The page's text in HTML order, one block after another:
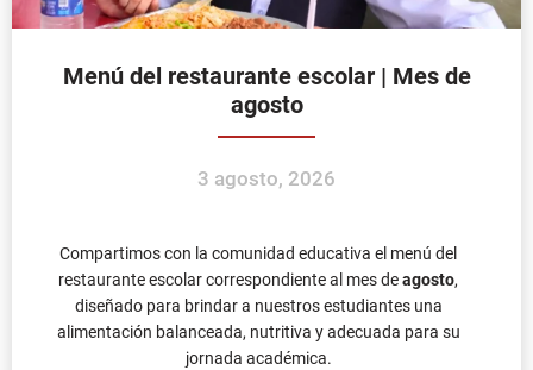
Menú del restaurante escolar | Mes de
agosto
3 agosto, 2026
Compartimos con la comunidad educativa el menú del
restaurante escolar correspondiente al mes deagosto,
diseñado para brindar a nuestros estudiantes una
alimentación balanceada, nutritiva y adecuada para su
jornada académica.